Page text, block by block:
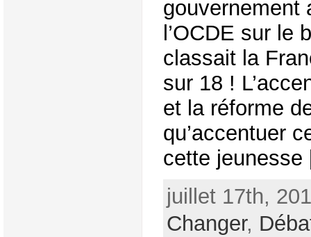
gouvernement
l’OCDE sur le
classait la
sur 18 !
et la réforme
qu’accentuer
cette jeunesse
juillet 17th,
Changer,